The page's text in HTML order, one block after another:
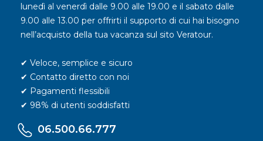
lunedì al venerdì dalle 9.00 alle 19.00 e il sabato dalle
9.00 alle 13.00 per offrirti il supporto di cui hai bisogno
nell’acquisto della tua vacanza sul sito Veratour.
✔ Veloce, semplice e sicuro
✔ Contatto diretto con noi
✔ Pagamenti flessibili
✔ 98% di utenti soddisfatti
06.500.66.777